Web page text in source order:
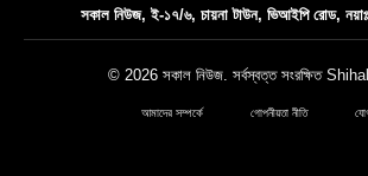
সকাল নিউজ, ই-১৭/৬, চায়না টাউন, ভিআইপি রোড,
© 2026 সকাল নিউজ. সর্বস্বত্ত সংরক্ষিত
আমাদের সম্পর্কে গোপনীয়তা নীতি